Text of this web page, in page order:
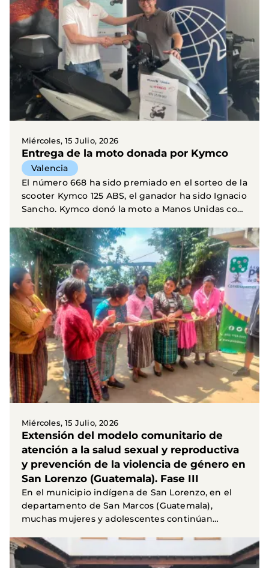
Miércoles, 15 Julio, 2026
Entrega de la moto donada por Kymco
Valencia
El número 668 ha sido premiado en el sorteo de la
scooter Kymco 125 ABS, el ganador ha sido Ignacio
Sancho. Kymco donó la moto a Manos Unidas con
Miércoles, 15 Julio, 2026
Extensión del modelo comunitario de
atención a la salud sexual y reproductiva
y prevención de la violencia de género en
San Lorenzo (Guatemala). Fase III
En el municipio indígena de San Lorenzo, en el
departamento de San Marcos (Guatemala),
muchas mujeres y adolescentes continúan